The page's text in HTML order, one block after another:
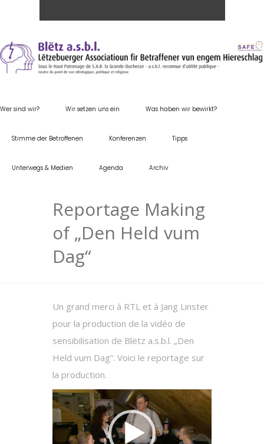
Wer sind wir? Wir setzen uns ein Was haben wir bewirkt?
Stimme der Betroffenen Konferenzen Tipps
Unterwegs & Medien Agenda Archiv
Reportage Making
of „Den Held vum
Dag“
Un grand merci à RTL et à Jang Linster
pour la production de la vidéo de
sensibilisation de Blëtz a.s.b.l. „Den
Held vum Dag“. Voici le reportage sur
la production.
Video-
Player